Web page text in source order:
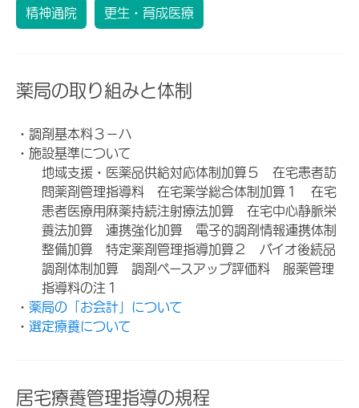
精神通院 更生・育成医療
薬局の取り組みと体制
・調剤基本料３－ハ
・施設基準について
地域支援・医薬品供給対応体制加算５ 在宅患者訪
問薬剤管理指導料 在宅薬学総合体制加算１ 在宅
患者医療用麻薬持続注射療法加算 在宅中心静脈栄
養法加算 連携強化加算 電子的調剤情報連携体制
整備加算 特定薬剤管理指導加算２ バイオ後続品
調剤体制加算 調剤ベースアップ評価料 服薬管理
指導料の注１
・ 薬局の「お会計」について
・ 選定療養について
居宅療養管理指導の規程